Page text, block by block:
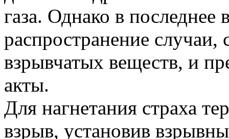
газа. Однако в последнее
распространение
взрывчатых веществ, и
акты.
Для нагнетания страха
взрыв, установив